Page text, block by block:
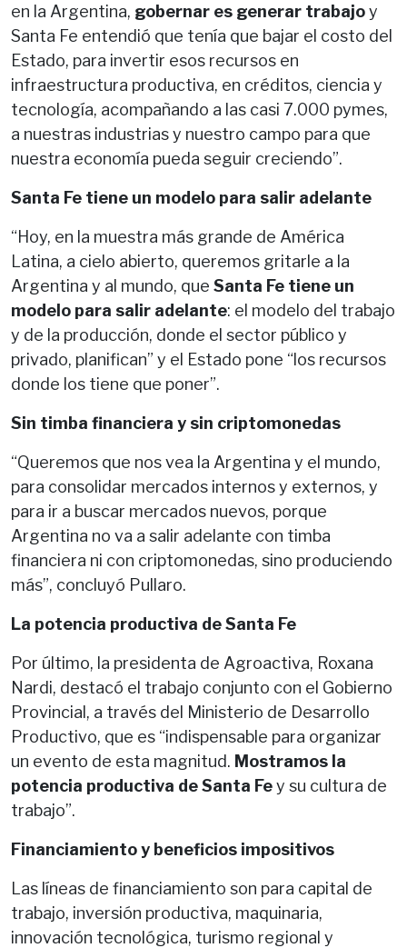
en la Argentina, gobernar es generar trabajoy
Santa Fe entendió que tenía que bajar el costo del
Estado, para invertir esos recursos en
infraestructura productiva, en créditos, ciencia y
tecnología, acompañando a las casi 7.000 pymes,
a nuestras industrias y nuestro campo para que
nuestra economía pueda seguir creciendo”.
Santa Fe tiene un modelo para salir adelante
“Hoy, en la muestra más grande de América
Latina, a cielo abierto, queremos gritarle a la
Argentina y al mundo, que Santa Fe tiene un
modelo para salir adelante: el modelo del trabajo
y de la producción, donde el sector público y
privado, planifican” y el Estado pone “los recursos
donde los tiene que poner”.
Sin timba financiera y sin criptomonedas
“Queremos que nos vea la Argentina y el mundo,
para consolidar mercados internos y externos, y
para ir a buscar mercados nuevos, porque
Argentina no va a salir adelante con timba
financiera ni con criptomonedas, sino produciendo
más”, concluyó Pullaro.
La potencia productiva de Santa Fe
Por último, la presidenta de Agroactiva, Roxana
Nardi, destacó el trabajo conjunto con el Gobierno
Provincial, a través del Ministerio de Desarrollo
Productivo, que es “indispensable para organizar
un evento de esta magnitud. Mostramos la
potencia productiva de Santa Fey su cultura de
trabajo”.
Financiamiento y beneficios impositivos
Las líneas de financiamiento son para capital de
trabajo, inversión productiva, maquinaria,
innovación tecnológica, turismo regional y